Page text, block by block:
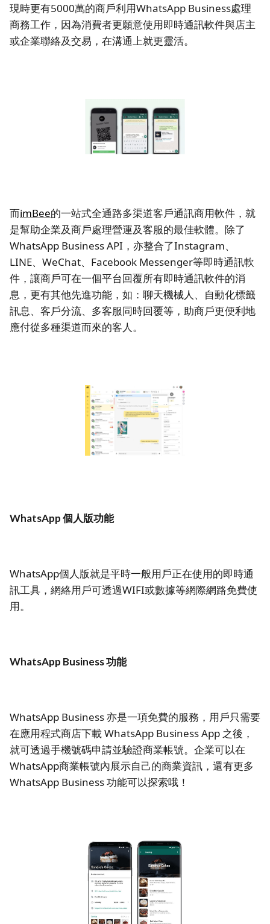
現時更有5000萬的商戶利用WhatsApp Business處理
商務工作，因為消費者更願意使用即時通訊軟件與店主
或企業聯絡及交易，在溝通上就更靈活。
而imBee的一站式全通路多渠道客戶通訊商用軟件，就
是幫助企業及商戶處理營運及客服的最佳軟體。除了
WhatsApp Business API，亦整合了Instagram、
LINE、WeChat、Facebook Messenger等即時通訊軟
件，讓商戶可在一個平台回覆所有即時通訊軟件的消
息，更有其他先進功能，如：聊天機械人、自動化標籤
訊息、客戶分流、多客服同時回覆等，助商戶更便利地
應付從多種渠道而來的客人。
WhatsApp 個人版功能
WhatsApp個人版就是平時一般用戶正在使用的即時通
訊工具，網絡用戶可透過WIFI或數據等網際網路免費使
用。
WhatsApp Business 功能
WhatsApp Business 亦是一項免費的服務，用戶只需要
在應用程式商店下載 WhatsApp Business App 之後，
就可透過手機號碼申請並驗證商業帳號。企業可以在
WhatsApp商業帳號內展示自己的商業資訊，還有更多
WhatsApp Business 功能可以探索哦！